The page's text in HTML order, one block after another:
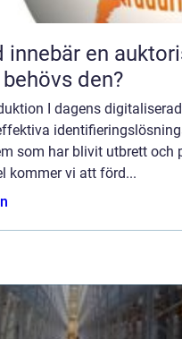
innebär en
den?
I dagens
som har blivit utbrett och
kommer vi att förd...